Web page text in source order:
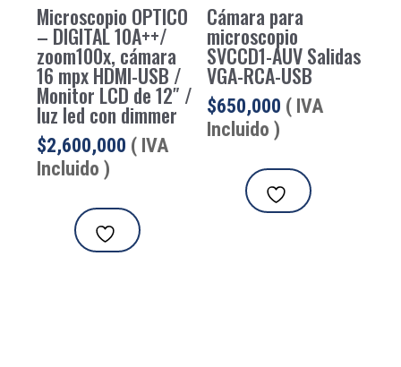
Microscopio OPTICO
– DIGITAL 10A++/
zoom100x, cámara
16 mpx HDMI-USB /
Monitor LCD de 12″ /
luz led con dimmer
$2,600,000 ( IVA
Incluido )
Cámara para
microscopio
SVCCD1-AUV Salidas
VGA-RCA-USB
$650,000 ( IVA
Incluido )